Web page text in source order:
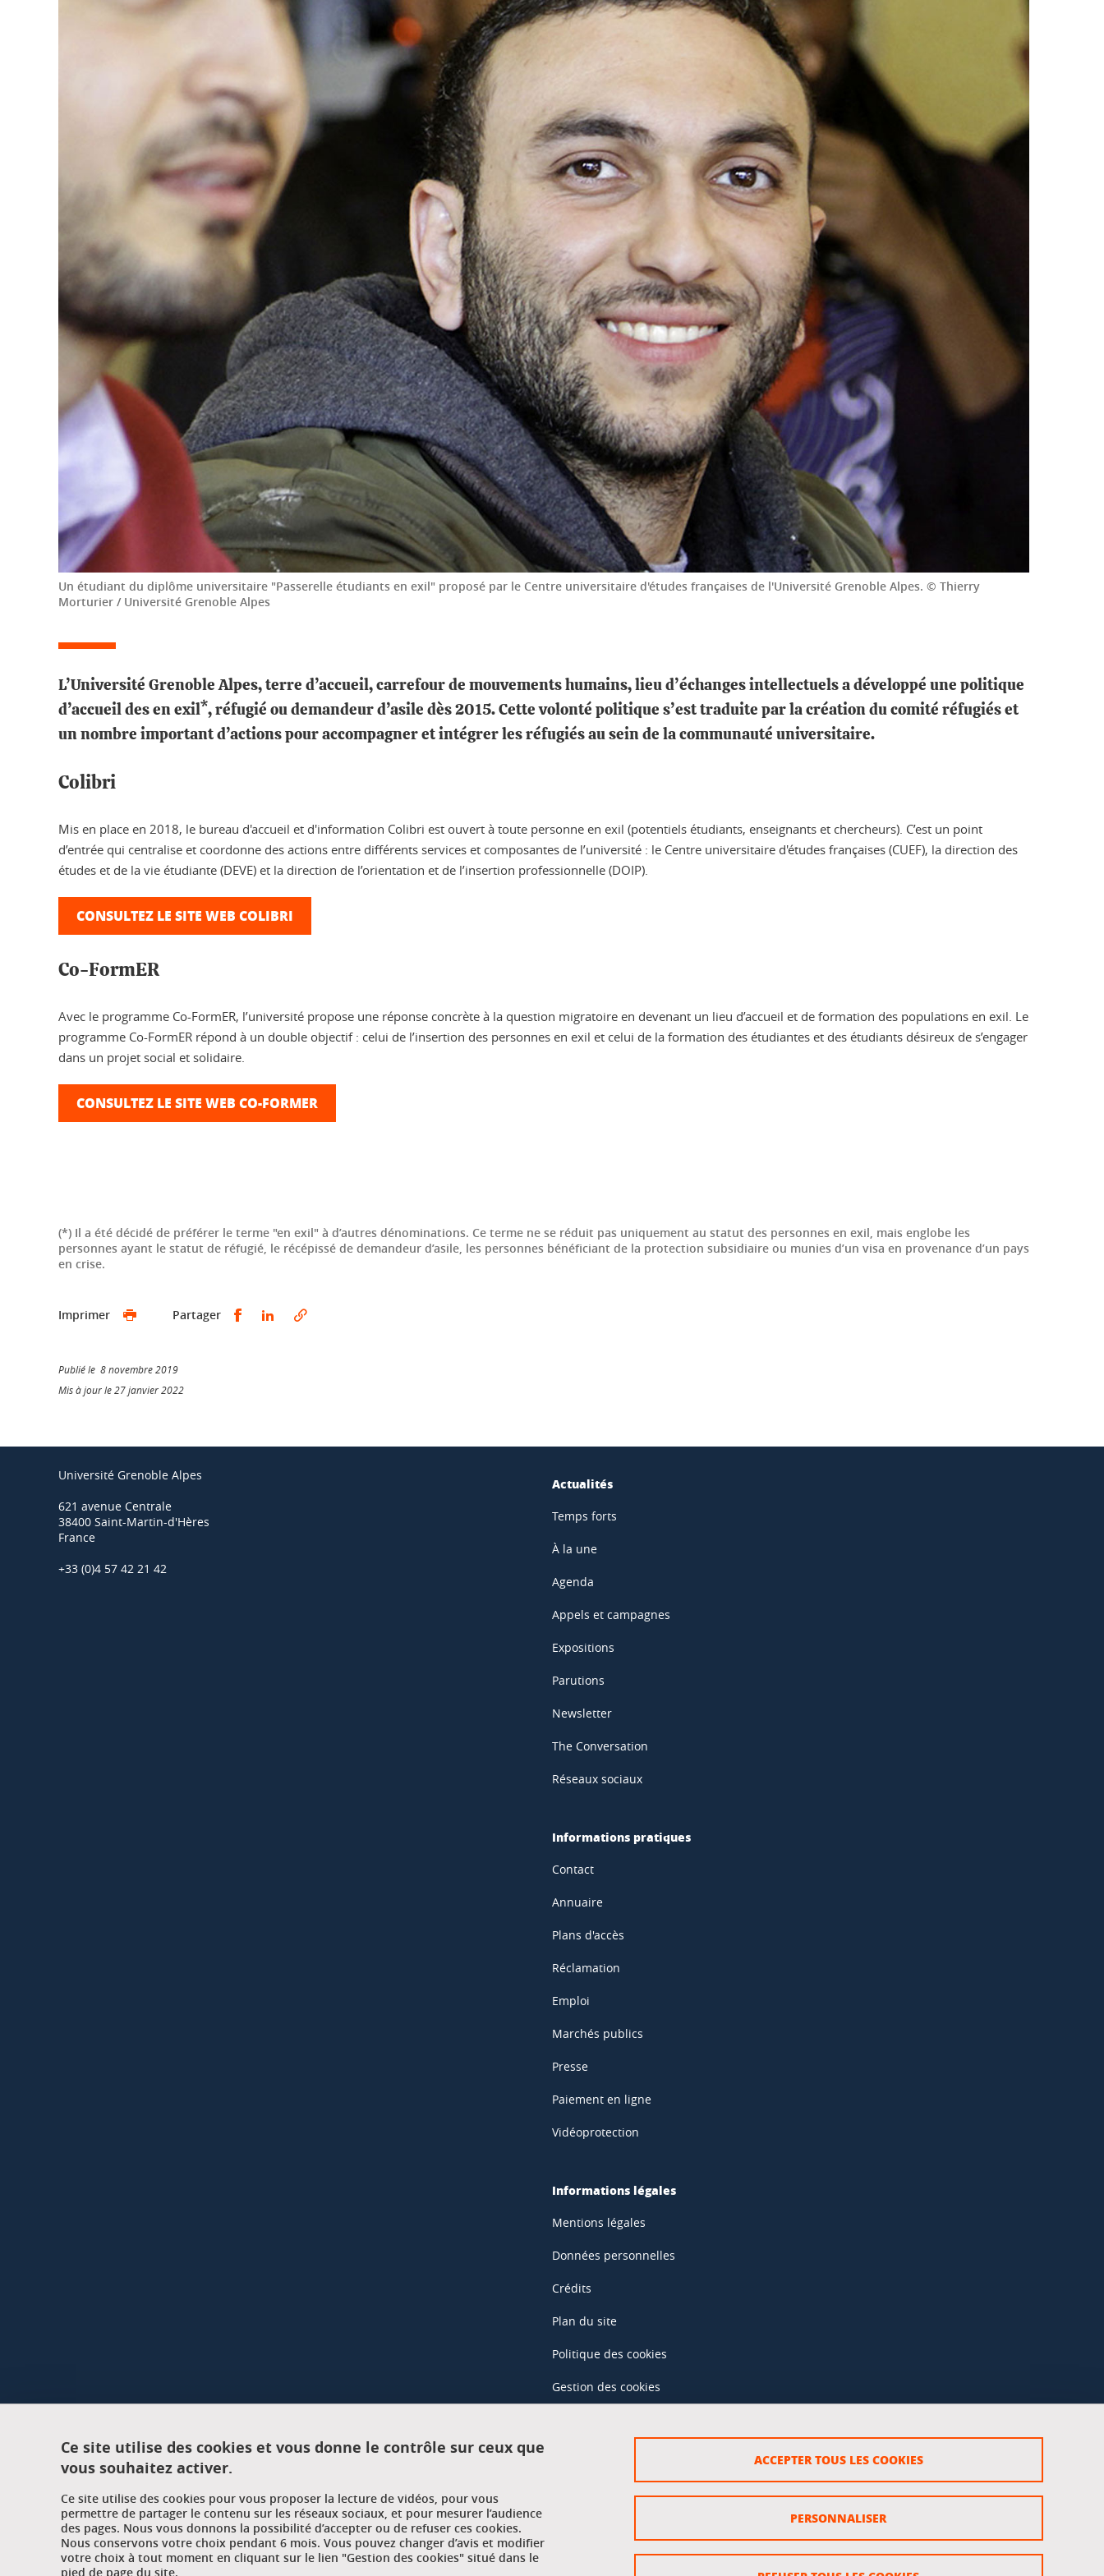
Un étudiant du diplôme universitaire "Passerelle étudiants en exil" proposé par le Centre universitaire d'études françaises de l'Université Grenoble Alpes. © Thierry
Morturier / Université Grenoble Alpes
L’Université Grenoble Alpes, terre d’accueil, carrefour de mouvements humains, lieu d’échanges intellectuels a développé une politique
d’accueil des en exil*, réfugié ou demandeur d’asile dès 2015. Cette volonté politique s’est traduite par la création du comité réfugiés et
un nombre important d’actions pour accompagner et intégrer les réfugiés au sein de la communauté universitaire.
Colibri
Mis en place en 2018, le bureau d'accueil et d'information Colibri est ouvert à toute personne en exil (potentiels étudiants, enseignants et chercheurs). C’est un point
d’entrée qui centralise et coordonne des actions entre différents services et composantes de l’université : le Centre universitaire d'études françaises (CUEF), la direction des
études et de la vie étudiante (DEVE) et la direction de l’orientation et de l’insertion professionnelle (DOIP).
CONSULTEZ LE SITE WEB COLIBRI
Co-FormER
Avec le programme Co-FormER, l’université propose une réponse concrète à la question migratoire en devenant un lieu d’accueil et de formation des populations en exil. Le
programme Co-FormER répond à un double objectif : celui de l’insertion des personnes en exil et celui de la formation des étudiantes et des étudiants désireux de s’engager
dans un projet social et solidaire.
CONSULTEZ LE SITE WEB CO-FORMER
(*) Il a été décidé de préférer le terme "en exil" à d’autres dénominations. Ce terme ne se réduit pas uniquement au statut des personnes en exil, mais englobe les
personnes ayant le statut de réfugié, le récépissé de demandeur d’asile, les personnes bénéficiant de la protection subsidiaire ou munies d’un visa en provenance d’un pays
en crise.
Imprimer Partager Partager sur Facebook
Partager sur LinkedIn
Publié le 8 novembre 2019
Mis à jour le 27 janvier 2022
Université Grenoble Alpes
621 avenue Centrale
38400 Saint-Martin-d'Hères
France
+33 (0)4 57 42 21 42
Actualités
Temps forts
À la une
Agenda
Appels et campagnes
Expositions
Parutions
Newsletter
The Conversation
Réseaux sociaux
Informations pratiques
Contact
Annuaire
Plans d'accès
Réclamation
Emploi
Marchés publics
Presse
Paiement en ligne
Vidéoprotection
Informations légales
Mentions légales
Données personnelles
Crédits
Plan du site
Politique des cookies
Gestion des cookies
Accès réservés
Ce site utilise des cookies et vous donne le contrôle sur ceux que
vous souhaitez activer.
Ce site utilise des cookies pour vous proposer la lecture de vidéos, pour vous
permettre de partager le contenu sur les réseaux sociaux, et pour mesurer l’audience
des pages. Nous vous donnons la possibilité d’accepter ou de refuser ces cookies.
Nous conservons votre choix pendant 6 mois. Vous pouvez changer d’avis et modifier
votre choix à tout moment en cliquant sur le lien "Gestion des cookies" situé dans le
pied de page du site.
ACCEPTER TOUS LES COOKIES
PERSONNALISER